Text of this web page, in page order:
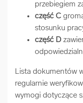
przebiegiem
część C
stosunku
część D
Lista dokumentów
regularnie
wymogi dotyczące